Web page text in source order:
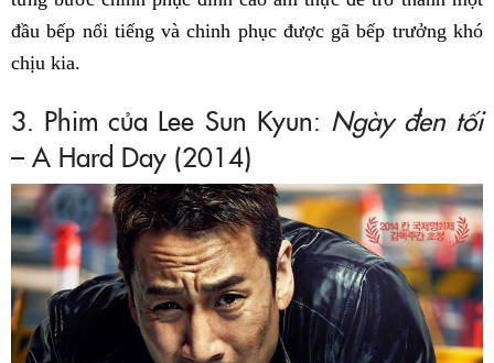
đầu bếp nổi tiếng và chinh phục được gã bếp trưởng khó
chịu kia.
3. Phim của Lee Sun Kyun: Ngày đen tối
– A Hard Day (2014)